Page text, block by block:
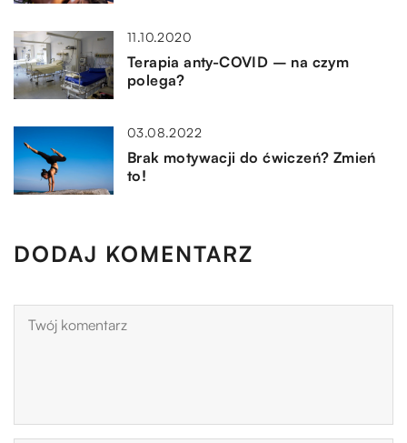
11.10.2020
Terapia anty-COVID – na czym
polega?
03.08.2022
Brak motywacji do ćwiczeń? Zmień
to!
DODAJ KOMENTARZ